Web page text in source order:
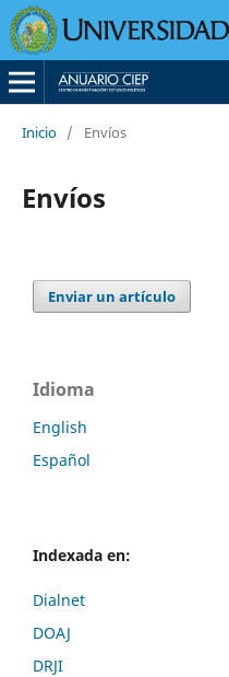
Inicio / Envíos
Envíos
Enviar un artículo
Idioma
English
Español
Indexada en:
Dialnet
DOAJ
DRJI